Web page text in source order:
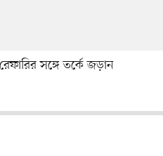
সঙ্গে তর্কে জড়ান